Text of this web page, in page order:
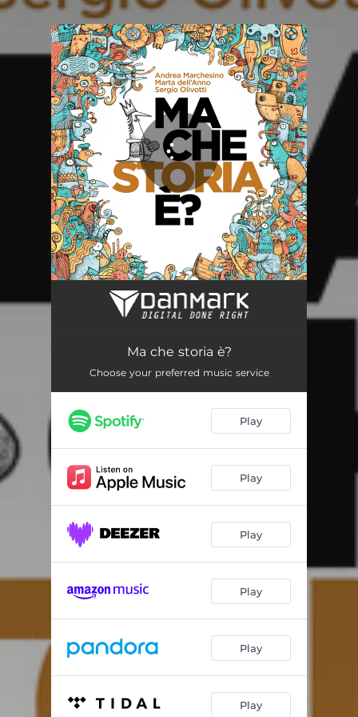
You're all set!
Ma che storia è?
Ma che storia è?
Choose your preferred music service
Play
Play
Play
Play
Play
Play
.